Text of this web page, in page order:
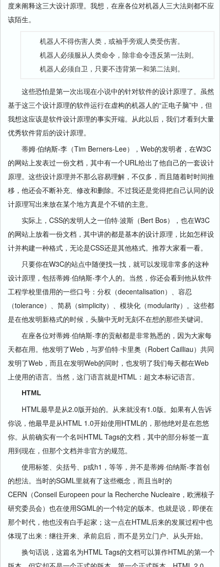
度来阐释这三大设计原理。我想，在座各位对机器人三大法则都不应
该陌生。
机器人不得伤害人类，或袖手旁观人类受伤害。
机器人必须服从人类命令，除非命令违反第一法则。
机器人必须自卫，只要不违背第一和第二法则。
这些恐怕是第一次出现在小说中的针对软件的设计原理了。虽然
基于这三个设计原理的软件运行在虚构的机器人的“正电子脑”中，但
我想这应该是软件设计原理的事实开端。从此以后，我们才看到大量
优秀软件背后的设计原理。
蒂姆·伯纳斯-李（Tim Berners-Lee），Web的发明者，在W3C
的网站上发表过一份文档，其中有一个URL给出了他自己的一套设计
原理。这些设计原理并不那么容易理解，不仅多，而且随着时时间推
移，他还会不断补充、修改和删除。不过我还是觉得把自己认同的设
计原理写出来放在某个地方真是个不错的主意。
实际上，CSS的发明人之一伯特·波斯（Bert Bos），也在W3C
的网站上放着一份文档，其中讲的都是基本的设计原理，比如怎样设
计并构建一种格式，无论是CSS还是其他格式。推荐大家看一看。
只要你在W3C的站点中随便找一找，就可以发现非常多的这种
设计原理，包括蒂姆·伯纳斯-李个人的。当然，你还会看到他从软件
工程学校里借用的一些口号：分权（decentalisation）、容忍
（tolerance）、简易（simplicity）、模块化（modularity）。这些都
是在他发明新格式的时候，头脑中无时无刻不在想的那些关键词。
在座各位对蒂姆·伯纳斯-李的贡献都是非常熟悉的，因为大家每
天都在用。他发明了Web，与罗伯特·卡里奥（Robert Cailliau）共同
发明了Web，而且在发明Web的同时，也发明了我们每天都在Web
上使用的语言。当然，这门语言就是HTML：超文本标记语言。
HTML
HTML最早是从2.0版开始的。从来就没有1.0版。如果有人告诉
你说，他最早是从HTML 1.0开始使用HTML的，那他绝对是在忽悠
你。从前确实有一个名叫HTML Tags的文档，其中的部分标签一直
用到现在，但那个文档并非官方的规范。
使用标签、尖括号、p或h1，等等，并不是蒂姆·伯纳斯-李首创
的想法。当时的SGML里就有了这些概念，而且当时的
CERN（Conseil Europeen pour la Recherche Nucleaire，欧洲核子
研究委员会）也在使用SGML的一个特定的版本。也就是说，即便在
那个时代，他也没有白手起家；这一点在HTML后来的发展过程中也
体现了出来：继往开来、承前启后，而不是另立门户、从头开始。
换句话说，这篇名为HTML Tags的文档可以算作HTML的第一个